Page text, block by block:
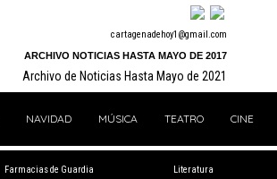
cartagenadehoy1@gmail.com
ARCHIVO NOTICIAS HASTA MAYO DE 2017
Archivo de Noticias Hasta Mayo de 2021
NAVIDAD MÚSICA TEATRO CINE
Farmacias de Guardia Literatura